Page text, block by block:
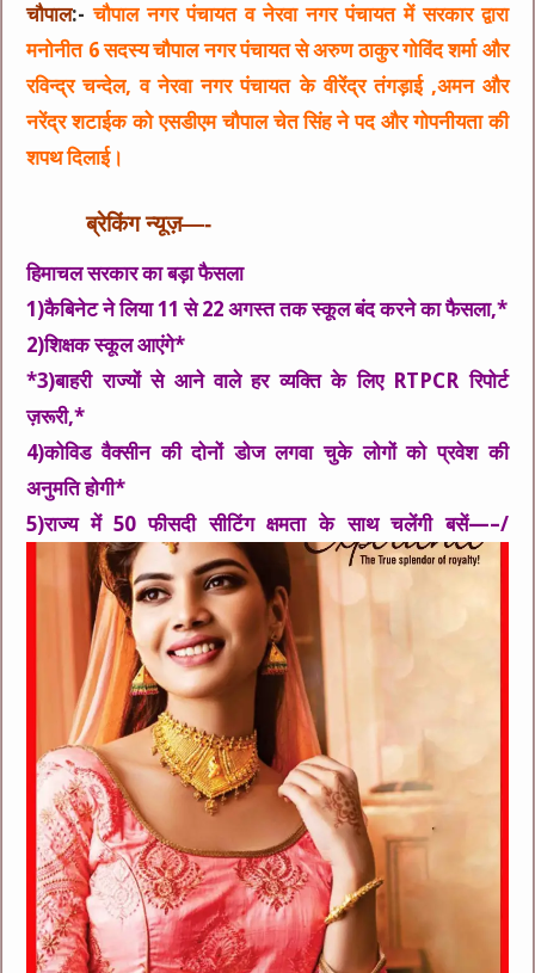
चौपाल:-चौपाल नगर पंचायत व नेरवा नगर पंचायत में सरकार द्वारा
मनोनीत 6 सदस्य चौपाल नगर पंचायत से अरुण ठाकुर गोविंद शर्मा और
रविन्द्र चन्देल, व नेरवा नगर पंचायत के वीरेंद्र तंगड़ाई ,अमन और
नरेंद्र शटाईक को एसडीएम चौपाल चेत सिंह ने पद और गोपनीयता की
शपथ दिलाई।
ब्रेकिंग न्यूज़—-
हिमाचल सरकार का बड़ा फैसला
1)कैबिनेट ने लिया 11 से 22 अगस्त तक स्कूल बंद करने का फैसला,*
2)शिक्षक स्कूल आएंगे*
*3)बाहरी राज्यों से आने वाले हर व्यक्ति के लिए RTPCR रिपोर्ट
ज़रूरी,*
4)कोविड वैक्सीन की दोनों डोज लगवा चुके लोगों को प्रवेश की
अनुमति होगी*
5)राज्य में 50 फीसदी सीटिंग क्षमता के साथ चलेंगी बसें—–/